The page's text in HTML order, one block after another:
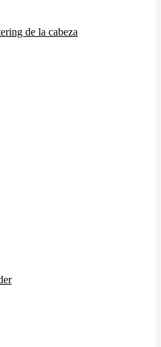
de la cabeza